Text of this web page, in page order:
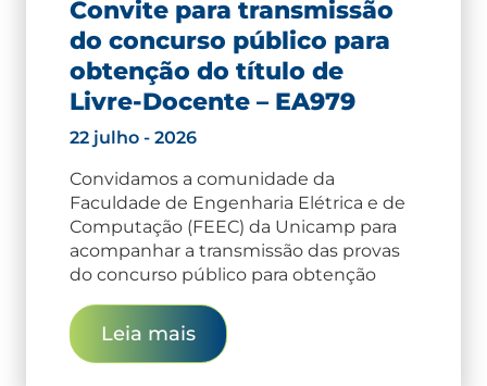
Convite para transmissão
do concurso público para
obtenção do título de
Livre-Docente – EA979
22 julho - 2026
Convidamos a comunidade da
Faculdade de Engenharia Elétrica e de
Computação (FEEC) da Unicamp para
acompanhar a transmissão das provas
do concurso público para obtenção
Leia mais